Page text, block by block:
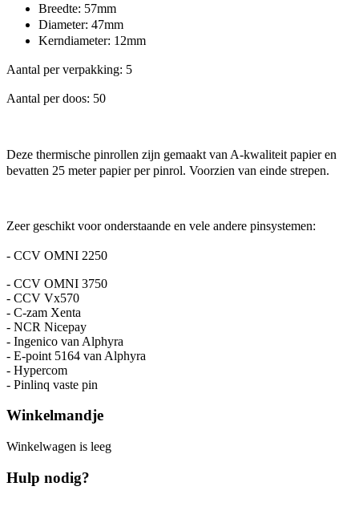
Breedte: 57mm
Diameter: 47mm
Kerndiameter: 12mm
Aantal per verpakking: 5
Aantal per doos: 50
Deze thermische pinrollen zijn gemaakt van A-kwaliteit papier en
bevatten 25 meter papier per pinrol. Voorzien van einde strepen.
Zeer geschikt voor onderstaande en vele andere pinsystemen:
- CCV OMNI 2250
- CCV OMNI 3750
- CCV Vx570
- C-zam Xenta
- NCR Nicepay
- Ingenico van Alphyra
- E-point 5164 van Alphyra
- Hypercom
- Pinlinq vaste pin
Winkelmandje
Winkelwagen is leeg
Hulp nodig?